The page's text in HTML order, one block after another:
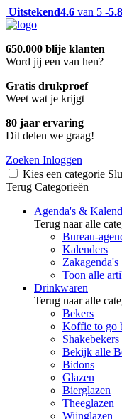
Uitstekend4.6 van 5 -
650.000 blije klanten
Word jij een van hen?
Gratis drukproef
Weet wat je krijgt
80 jaar ervaring
Dit delen we graag!
Zoeken Inloggen
Kies een categorie
Terug Categorieën
Agenda's &
Terug naar alle
Bureau-
Kalenders
Zakagenda's
Toon alle
Drinkwaren
Terug naar alle
Bekers
Koffie to go
Shakebekers
Bekijk alle
Bidons
Glazen
Bierglazen
Theeglazen
Wijnglazen